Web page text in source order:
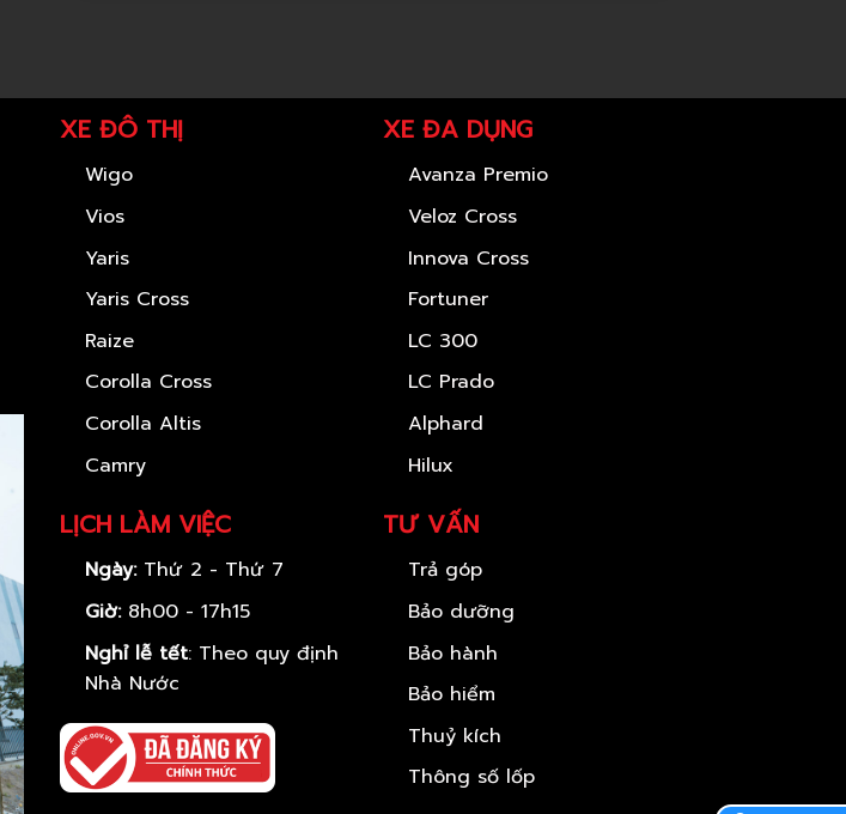
XE ĐÔ THỊ
Wigo
Vios
Yaris
Yaris Cross
Raize
Corolla Cross
Corolla Altis
Camry
LỊCH LÀM VIỆC
Ngày:Thứ 2 - Thứ 7
Giờ:8h00 - 17h15
Nghỉ lễ tết: Theo quy định
Nhà Nước
XE ĐA DỤNG
Avanza Premio
Veloz Cross
Innova Cross
Fortuner
LC 300
LC Prado
Alphard
Hilux
TƯ VẤN
Trả góp
Bảo dưỡng
Bảo hành
Bảo hiểm
Thuỷ kích
Thông số lốp